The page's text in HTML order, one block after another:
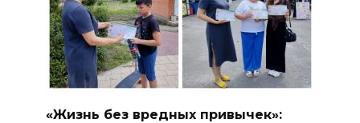
«Жизнь без вредных привычек»: